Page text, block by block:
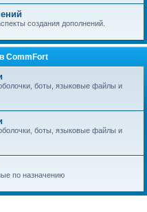
создания дополнений.
CommFort
боты, языковые файлы и
боты, языковые файлы и
по назначению